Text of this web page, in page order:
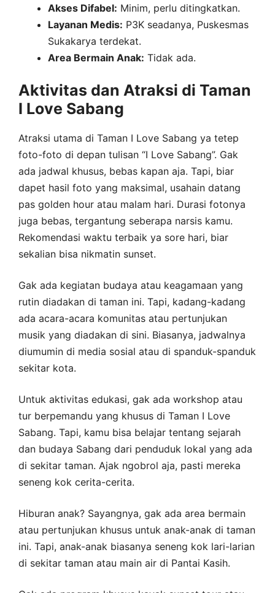
Akses Difabel: Minim, perlu ditingkatkan.
Layanan Medis: P3K seadanya, Puskesmas
Sukakarya terdekat.
Area Bermain Anak: Tidak ada.
Aktivitas dan Atraksi di Taman
I Love Sabang
Atraksi utama di Taman I Love Sabang ya tetep
foto-foto di depan tulisan “I Love Sabang”. Gak
ada jadwal khusus, bebas kapan aja. Tapi, biar
dapet hasil foto yang maksimal, usahain datang
pas golden hour atau malam hari. Durasi fotonya
juga bebas, tergantung seberapa narsis kamu.
Rekomendasi waktu terbaik ya sore hari, biar
sekalian bisa nikmatin sunset.
Gak ada kegiatan budaya atau keagamaan yang
rutin diadakan di taman ini. Tapi, kadang-kadang
ada acara-acara komunitas atau pertunjukan
musik yang diadakan di sini. Biasanya, jadwalnya
diumumin di media sosial atau di spanduk-spanduk
sekitar kota.
Untuk aktivitas edukasi, gak ada workshop atau
tur berpemandu yang khusus di Taman I Love
Sabang. Tapi, kamu bisa belajar tentang sejarah
dan budaya Sabang dari penduduk lokal yang ada
di sekitar taman. Ajak ngobrol aja, pasti mereka
seneng kok cerita-cerita.
Hiburan anak? Sayangnya, gak ada area bermain
atau pertunjukan khusus untuk anak-anak di taman
ini. Tapi, anak-anak biasanya seneng kok lari-larian
di sekitar taman atau main air di Pantai Kasih.